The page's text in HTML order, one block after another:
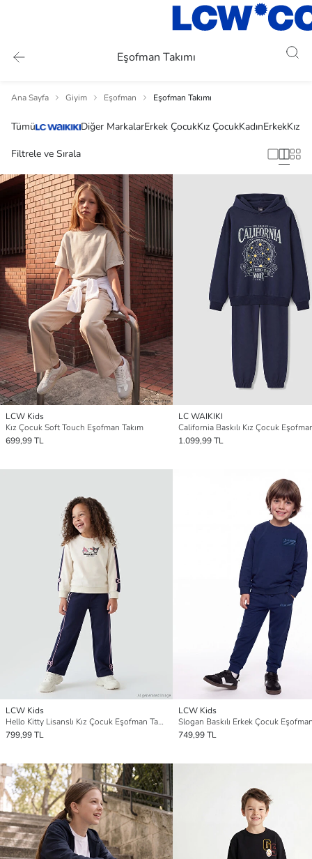
Eşofman Takımı
Ana Sayfa Giyim Eşofman Eşofman Takımı
Tümü Diğer MarkalarErkek ÇocukKız ÇocukKadınErkekKız
Filtrele ve Sırala
LCW Kids
Kız Çocuk Soft Touch Eşofman Takım
699,99 TL
LC WAIKIKI
California Baskılı Kız Çocuk
1.099,99 TL
LCW Kids
Hello Kitty Lisanslı Kız Çocuk Eşofman Takımı
799,99 TL
LCW Kids
Slogan Baskılı Erkek Çocuk Eşofman
749,99 TL